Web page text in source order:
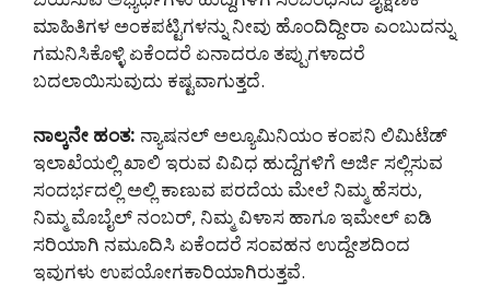
ಮಾಹಿತಿಗಳ ಅಂಕಪಟ್ಟಿಗಳನ್ನು ನೀವು ಹೊಂದಿದ್ದೀರಾ ಎಂಬುದನ್ನು
ಗಮನಿಸಿಕೊಳ್ಳಿ ಏಕೆಂದರೆ ಏನಾದರೂ ತಪ್ಪುಗಳಾದರೆ
ಬದಲಾಯಿಸುವುದು ಕಷ್ಟವಾಗುತ್ತದೆ.
ನಾಲ್ಕನೇ ಹಂತ: ನ್ಯಾಷನಲ್ ಅಲ್ಯೂಮಿನಿಯಂ ಕಂಪನಿ ಲಿಮಿಟೆಡ್
ಇಲಾಖೆಯಲ್ಲಿ ಖಾಲಿ ಇರುವ ವಿವಿಧ ಹುದ್ದೆಗಳಿಗೆ ಅರ್ಜಿ ಸಲ್ಲಿಸುವ
ಸಂದರ್ಭದಲ್ಲಿ ಅಲ್ಲಿ ಕಾಣುವ ಪರದೆಯ ಮೇಲೆ ನಿಮ್ಮ ಹೆಸರು,
ನಿಮ್ಮ ಮೊಬೈಲ್ ನಂಬರ್, ನಿಮ್ಮ ವಿಳಾಸ ಹಾಗೂ ಇಮೇಲ್ ಐಡಿ
ಸರಿಯಾಗಿ ನಮೂದಿಸಿ ಏಕೆಂದರೆ ಸಂವಹನ ಉದ್ದೇಶದಿಂದ
ಇವುಗಳು ಉಪಯೋಗಕಾರಿಯಾಗಿರುತ್ತವೆ.